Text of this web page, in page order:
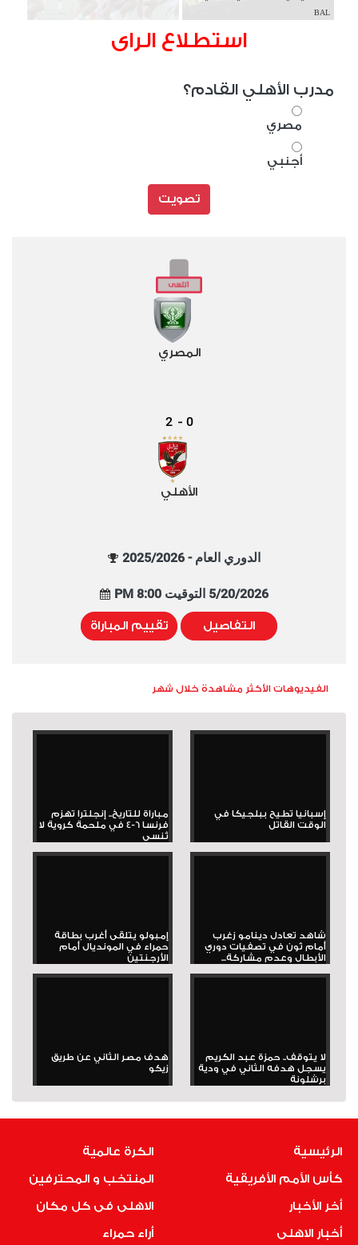
BAL
استطلاع الراى
مدرب الأهلي القادم؟
مصري
أجنبي
تصويت
المصري
0
-
2
الأهلي
الدوري العام - 2025/2026
5/20/2026 التوقيت 8:00 PM
التفاصيل تقييم المباراة
الفيديوهات الأكثر مشاهدة خلال شهر
إسبانيا تطيح ببلجيكا في
الوقت القاتل
مباراة للتاريخ.. إنجلترا تهزم
فرنسا 6-4 في ملحمة كروية لا
تُنسى
شاهد تعادل دينامو زغرب
أمام ثون في تصفيات دوري
الأبطال وعدم مشاركة...
إمبولو يتلقى أغرب بطاقة
حمراء في المونديال أمام
الأرجنتين
لا يتوقف.. حمزة عبد الكريم
يسجل هدفه الثاني في ودية
برشلونة
هدف مصر الثاني عن طريق
زيكو
الرئيسية
كأس الأمم الأفريقية
أخر الأخبار
أخبار الاهلى
الكرة عالمية
المنتخب و المحترفين
الاهلى فى كل مكان
أراء حمراء